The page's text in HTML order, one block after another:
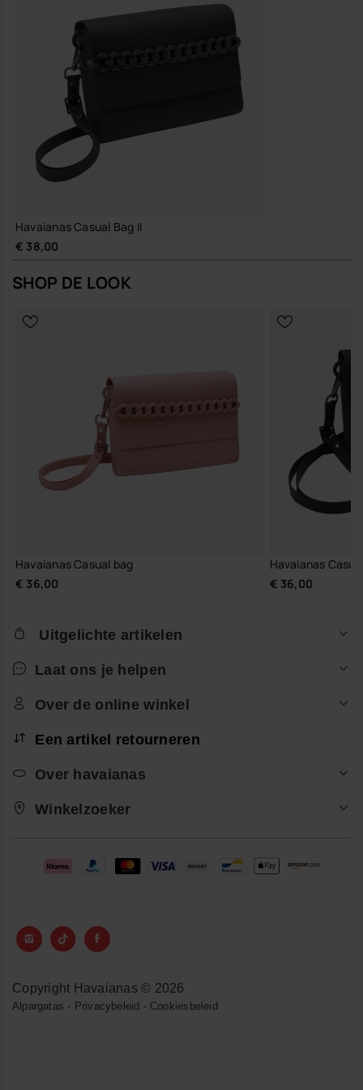
vast en heb je in één beweging een compactere, meer uitgesproken
Kwaliteit en duurzaamheid
Doordachte materialenmix voor een tas die lang meegaat, zijn
vorm behoudt en er na veelvuldig gebruik nog steeds netjes
uitziet.
Als je een tas zoekt die zonder gedoe met je meeloopt door je dag,
past deze havaianas casual bag vanzelf in je routine.
Koop online via www.havaianas-store.com, de officiële Havaianas-
Havaianas Casual Bag II
€ 38,00
SHOP DE LOOK
Havaianas Casual bag
€ 36,00
Havaianas
€ 36,00
Uitgelichte artikelen
Laat ons je helpen
Over de online winkel
Een artikel retourneren
Over havaianas
Winkelzoeker
Copyright Havaianas © 2026
Alpargatas - Privacybeleid - Cookiesbeleid